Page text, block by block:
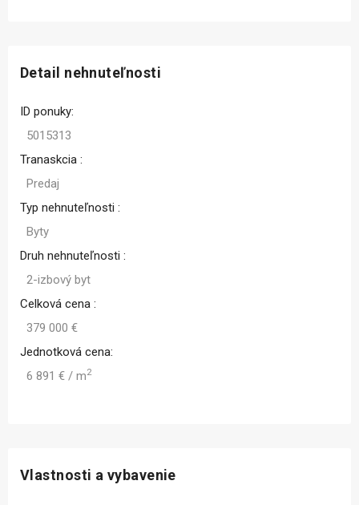
Detail nehnuteľnosti
ID ponuky:
5015313
Tranaskcia :
Predaj
Typ nehnuteľnosti :
Byty
Druh nehnuteľnosti :
2-izbový byt
Celková cena :
379 000 €
Jednotková cena:
6 891 € / m2
Vlastnosti a vybavenie